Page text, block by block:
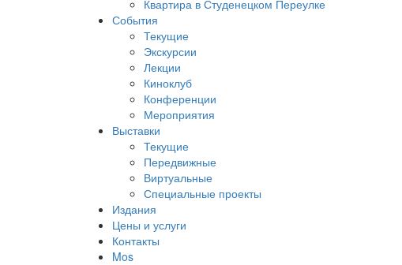
Квартира в Студенецком Переулке
События
Текущие
Экскурсии
Лекции
Киноклуб
Конференции
Мероприятия
Выставки
Текущие
Передвижные
Виртуальные
Специальные проекты
Издания
Цены и услуги
Контакты
Mos